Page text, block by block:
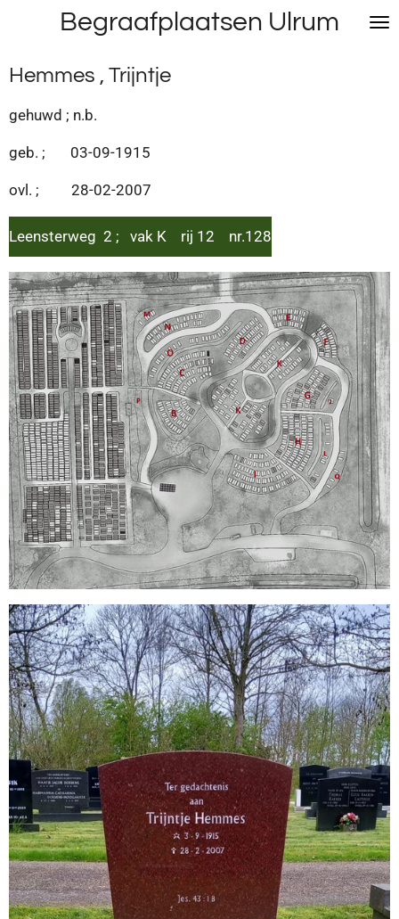
naar
de
hoofdinhoud
Begraafplaatsen Ulrum
Hemmes , Trijntje
gehuwd ; n.b.
geb. ; 03-09-1915
ovl. ; 28-02-2007
Leensterweg 2 ; vak K rij 12 nr.128